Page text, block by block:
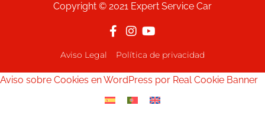
Copyright © 2021 Expert Service Car
Aviso Legal Política de privacidad
Aviso sobre Cookies en WordPress por Real Cookie Banner